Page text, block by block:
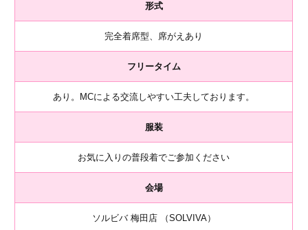
形式
完全着席型、席がえあり
フリータイム
あり。MCによる交流しやすい工夫しております。
服装
お気に入りの普段着でご参加ください
会場
ソルビバ 梅田店 （SOLVIVA）